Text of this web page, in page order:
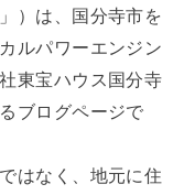
）は、国分寺市を
ルパワーエンジン
東宝ハウス国分寺
ブログページで
はなく、地元に住